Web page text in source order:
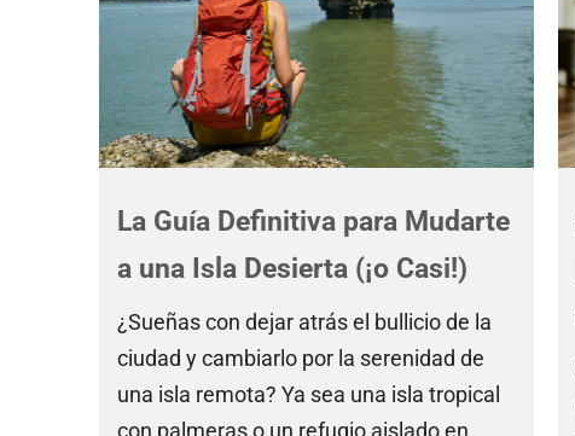
La Guía Definitiva para Mudarte
a una Isla Desierta (¡o Casi!)
¿Sueñas con dejar atrás el bullicio de la
ciudad y cambiarlo por la serenidad de
una isla remota? Ya sea una isla tropical
con palmeras o un refugio aislado en